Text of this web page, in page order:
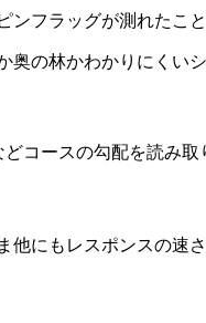
フラッグが測れたこ
の林かわかりにくいシ
コースの勾配を読み
にもレスポンスの